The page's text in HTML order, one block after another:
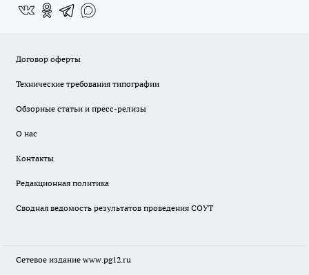
Договор оферты
Технические требования типографии
Обзорные статьи и пресс-релизы
О нас
Контакты
Редакционная политика
Сводная ведомость результатов проведения СОУТ
Сетевое издание www.pg12.ru